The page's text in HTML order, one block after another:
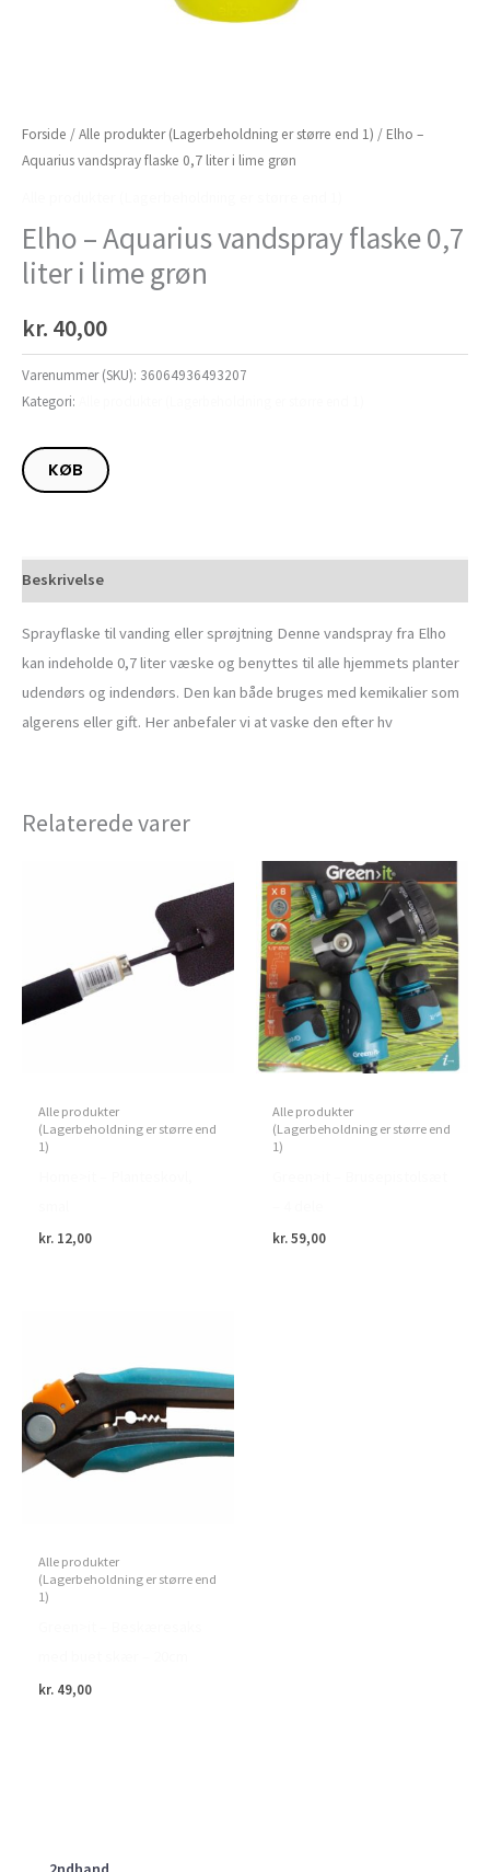
Forside /Alle produkter (Lagerbeholdning er større end 1) / Elho –
Aquarius vandspray flaske 0,7 liter i lime grøn
Elho – Aquarius vandspray flaske 0,7
liter i lime grøn
kr. 40,00
Varenummer (SKU): 36064936493207
Kategori:
KØB
Beskrivelse
Sprayflaske til vanding eller sprøjtning Denne vandspray fra Elho
kan indeholde 0,7 liter væske og benyttes til alle hjemmets planter
udendørs og indendørs. Den kan både bruges med kemikalier som
algerens eller gift. Her anbefaler vi at vaske den efter hv
Relaterede varer
Alle produkter
(Lagerbeholdning er større end
1)
kr. 12,00
Alle produkter
(Lagerbeholdning er større end
1)
kr.59,00
Alle produkter
(Lagerbeholdning er større end
1)
kr. 49,00